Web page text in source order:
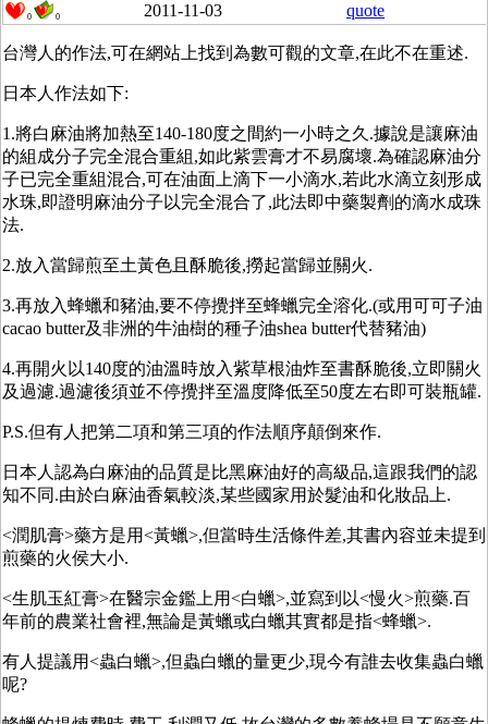
0 0 2011-11-03 quote
台灣人的作法,可在網站上找到為數可觀的文章,在此不在重述.
日本人作法如下:
1.將白麻油將加熱至140-180度之間約一小時之久.據說是讓麻油
的組成分子完全混合重組,如此紫雲膏才不易腐壞.為確認麻油分
子已完全重組混合,可在油面上滴下一小滴水,若此水滴立刻形成
水珠,即證明麻油分子以完全混合了,此法即中藥製劑的滴水成珠
法.
2.放入當歸煎至土黃色且酥脆後,撈起當歸並關火.
3.再放入蜂蠟和豬油,要不停攪拌至蜂蠟完全溶化.(或用可可子油
cacao butter及非洲的牛油樹的種子油shea butter代替豬油)
4.再開火以140度的油溫時放入紫草根油炸至書酥脆後,立即關火
及過濾.過濾後須並不停攪拌至溫度降低至50度左右即可裝瓶罐.
P.S.但有人把第二項和第三項的作法順序顛倒來作.
日本人認為白麻油的品質是比黑麻油好的高級品,這跟我們的認
知不同.由於白麻油香氣較淡,某些國家用於髮油和化妝品上.
<潤肌膏>藥方是用<黃蠟>,但當時生活條件差,其書內容並未提到
煎藥的火侯大小.
<生肌玉紅膏>在醫宗金鑑上用<白蠟>,並寫到以<慢火>煎藥.百
年前的農業社會裡,無論是黃蠟或白蠟其實都是指<蜂蠟>.
有人提議用<蟲白蠟>,但蟲白蠟的量更少,現今有誰去收集蟲白蠟
呢?